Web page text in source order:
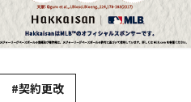
#契約更改